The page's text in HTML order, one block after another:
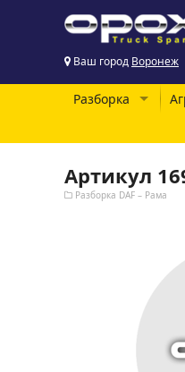
Ваш город Воронеж
Разборка
Артикул
Разборка DAF – Рама